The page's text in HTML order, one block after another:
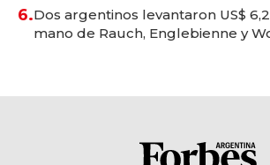
6.Dos argentinos levantaron US$
mano de Rauch, Englebienne y